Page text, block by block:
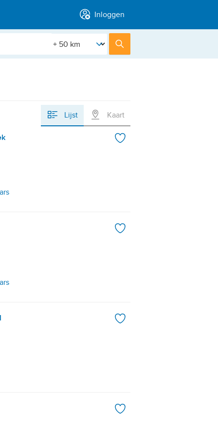
Inloggen
[Straal]
Lijst Kaart